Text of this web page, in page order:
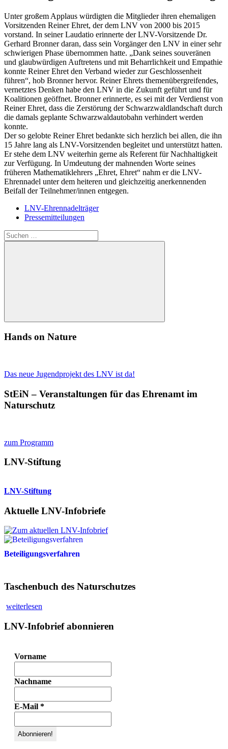
Unter großem Applaus würdigten die Mitglieder ihren ehemaligen
Vorsitzenden Reiner Ehret, der dem LNV von 2000 bis 2015
vorstand. In seiner Laudatio erinnerte der LNV-Vorsitzende Dr.
Gerhard Bronner daran, dass sein Vorgänger den LNV in einer sehr
schwierigen Phase übernommen hatte. „Dank seines souveränen
und glaubwürdigen Auftretens und mit Beharrlichkeit und Empathie
konnte Reiner Ehret den Verband wieder zur Geschlossenheit
führen“, hob Bronner hervor. Reiner Ehrets themenübergreifendes,
vernetztes Denken habe den LNV in die Zukunft geführt und für
Koalitionen geöffnet. Bronner erinnerte, es sei mit der Verdienst von
Reiner Ehret, dass die Zerstörung der Schwarzwaldlandschaft durch
die damals geplante Schwarzwaldautobahn verhindert werden
konnte.
Der so gelobte Reiner Ehret bedankte sich herzlich bei allen, die ihn
15 Jahre lang als LNV-Vorsitzenden begleitet und unterstützt hatten.
Er stehe dem LNV weiterhin gerne als Referent für Nachhaltigkeit
zur Verfügung. In Umdeutung der mahnenden Worte seines
früheren Mathematiklehrers „Ehret, Ehret“ nahm er die LNV-
Ehrennadel unter dem heiteren und gleichzeitig anerkennenden
Beifall der Teilnehmer/innen entgegen.
LNV-Ehrennadelträger
Pressemitteilungen
Suchen
nach:
Suchen
Hands on Nature
Das neue Jugendprojekt des LNV ist da!
StEiN – Veranstaltungen für das Ehrenamt im
Naturschutz
zum Programm
LNV-Stiftung
LNV-Stiftung
Aktuelle LNV-Infobriefe
Beteiligungsverfahren
Taschenbuch des Naturschutzes
weiterlesen
LNV-Infobrief abonnieren
Vorname
Nachname
E-Mail *